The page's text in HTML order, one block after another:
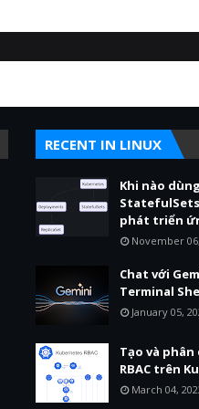
RECENT IN LINUX
Khi nào
StatefulSets
phát triển
November
Chat với
Terminal
January 05,
Tạo và
RBAC trên
March 04,